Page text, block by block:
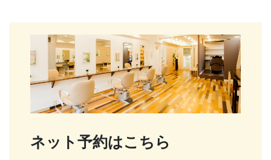
ネット予約はこちら